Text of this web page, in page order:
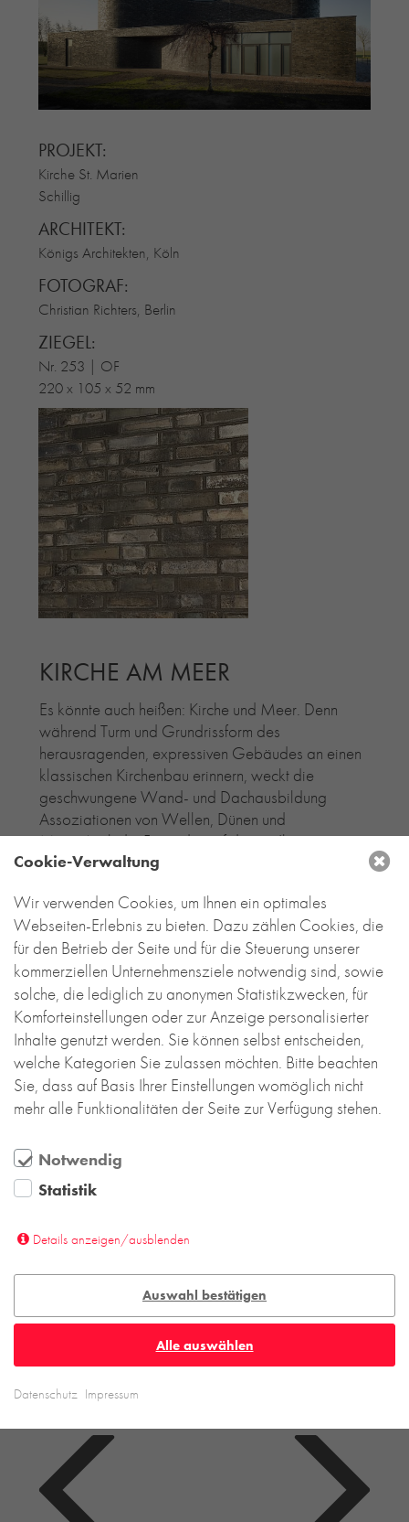
RE-USE-ZIEGEL
GLASUR-ZIEGEL
RE-USE-MÖRTEL
ÜBER UNS
BLOG
PROJEKT:
Kirche St. Marien
Schillig
ARCHITEKT:
Königs Architekten, Köln
FOTOGRAF:
Christian Richters, Berlin
ZIEGEL:
Nr. 253 | OF
220 x 105 x 52 mm
KIRCHE AM MEER
Es könnte auch heißen: Kirche und Meer. Denn
während Turm und Grundrissform des
herausragenden, expressiven Gebäudes an einen
klassischen Kirchenbau erinnern, weckt die
geschwungene Wand- und Dachausbildung
Assoziationen von Wellen, Dünen und
Meer. Auch die Fassade, auf die wir Ihre
besondere Aufmerksamkeit lenken wollen, ist ein
besondere Geschichte haben.
Mehr lesen....
Cookie-Verwaltung
Wir verwenden Cookies, um Ihnen ein optimales
Webseiten-Erlebnis zu bieten. Dazu zählen Cookies, die
für den Betrieb der Seite und für die Steuerung unserer
kommerziellen Unternehmensziele notwendig sind, sowie
solche, die lediglich zu anonymen Statistikzwecken, für
Komforteinstellungen oder zur Anzeige personalisierter
Inhalte genutzt werden. Sie können selbst entscheiden,
welche Kategorien Sie zulassen möchten. Bitte beachten
Sie, dass auf Basis Ihrer Einstellungen womöglich nicht
mehr alle Funktionalitäten der Seite zur Verfügung stehen.
Notwendig
Statistik
Details anzeigen/ausblenden
Auswahl bestätigen
Alle auswählen
Datenschutz Impressum